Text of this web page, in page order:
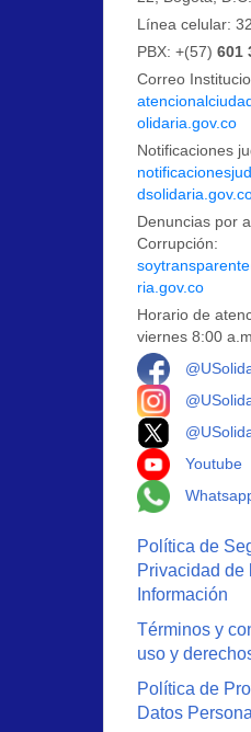
Línea celular:
PBX: +(57)601
Correo
olidaria.gov.co
Notificaciones
Denuncias por
Corrupción:
ria.gov.co
Horario de
viernes 8:00
Youtube
Política de
Privacidad de
Información
Términos y
uso y
Política de
Datos